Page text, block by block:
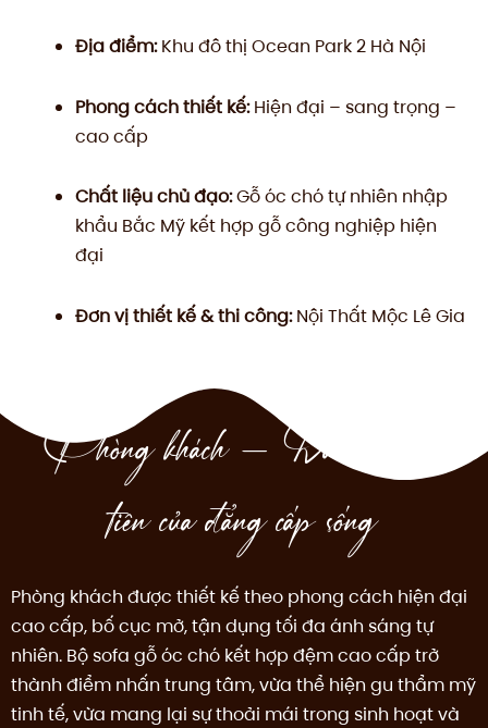
Địa điểm:Khu đô thị Ocean Park 2 Hà Nội
Phong cách thiết kế:Hiện đại – sang trọng –
cao cấp
Chất liệu chủ đạo:Gỗ óc chó tự nhiên nhập
khẩu Bắc Mỹ kết hợp gỗ công nghiệp hiện
đại
Đơn vị thiết kế & thi công:Nội Thất Mộc Lê Gia
Phòng khách – Dấu ấn đầu
tiên của đẳng cấp sống
Phòng khách được thiết kế theo phong cách hiện đại
cao cấp, bố cục mở, tận dụng tối đa ánh sáng tự
nhiên. Bộ sofa gỗ óc chó kết hợp đệm cao cấp trở
thành điểm nhấn trung tâm, vừa thể hiện gu thẩm mỹ
tinh tế, vừa mang lại sự thoải mái trong sinh hoạt và